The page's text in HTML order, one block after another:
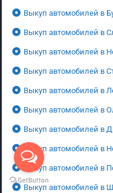
Выкуп автомобилей в
Выкуп автомобилей в
Выкуп автомобилей в
Выкуп автомобилей в
Выкуп автомобилей в
Выкуп автомобилей в
Выкуп автомобилей в
Выкуп автомобилей в
Выкуп автомобилей в
Выкуп автомобилей в